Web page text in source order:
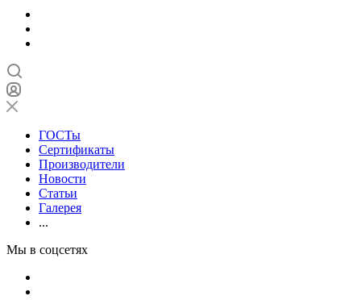
ГОСТы
Сертификаты
Производители
Новости
Статьи
Галерея
...
Мы в соцсетях